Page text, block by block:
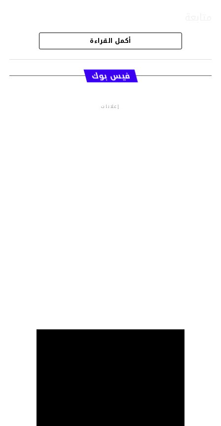
قسم الاخبار
أكمل القراءة
فيس بوك
إعلانات